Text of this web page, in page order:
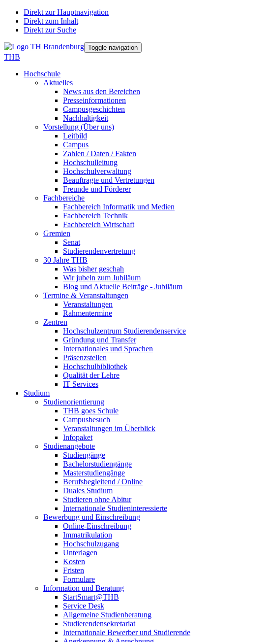
Direkt zur Hauptnavigation
Direkt zum Inhalt
Direkt zur Suche
Toggle navigation
THB
Hochschule
Aktuelles
News aus den Bereichen
Presseinformationen
Campusgeschichten
Nachhaltigkeit
Vorstellung (Über uns)
Leitbild
Campus
Zahlen / Daten / Fakten
Hochschulleitung
Hochschulverwaltung
Beauftragte und Vertretungen
Freunde und Förderer
Fachbereiche
Fachbereich Informatik und Medien
Fachbereich Technik
Fachbereich Wirtschaft
Gremien
Senat
Studierendenvertretung
30 Jahre THB
Was bisher geschah
Wir jubeln zum Jubiläum
Blog und Aktuelle Beiträge - Jubiläum
Termine & Veranstaltungen
Veranstaltungen
Rahmentermine
Zentren
Hochschulzentrum Studierendenservice
Gründung und Transfer
Internationales und Sprachen
Präsenzstellen
Hochschulbibliothek
Qualität der Lehre
IT Services
Studium
Studienorientierung
THB goes Schule
Campusbesuch
Veranstaltungen im Überblick
Infopaket
Studienangebote
Studiengänge
Bachelorstudiengänge
Masterstudiengänge
Berufsbegleitend / Online
Duales Studium
Studieren ohne Abitur
Internationale Studieninteressierte
Bewerbung und Einschreibung
Online-Einschreibung
Immatrikulation
Hochschulzugang
Unterlagen
Kosten
Fristen
Formulare
Information und Beratung
StartSmart@THB
Service Desk
Allgemeine Studienberatung
Studierendensekretariat
Internationale Bewerber und Studierende